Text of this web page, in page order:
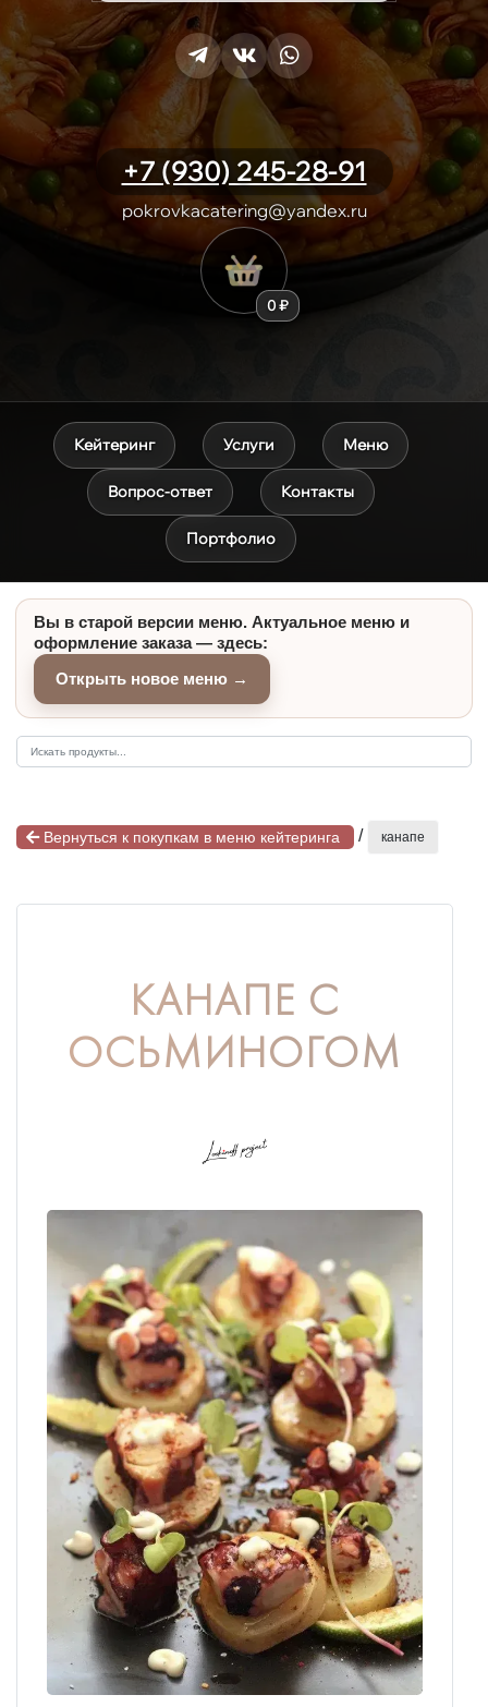
+7 (930) 245-28-91
pokrovkacatering@yandex.ru
0 ₽
Кейтеринг Услуги Меню
Вопрос-ответ Контакты
Портфолио
Вы в старой версии меню. Актуальное меню и
оформление заказа — здесь:
Открыть новое меню →
Вернуться к покупкам в меню кейтеринга / канапе
КАНАПЕ С
ОСЬМИНОГОМ